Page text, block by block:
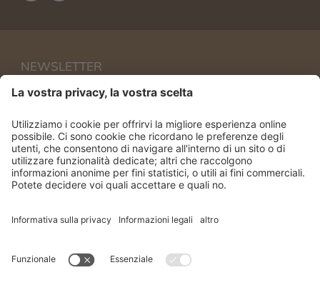
NEWSLETTER
Iscriviti per restare sempre aggiornato
Accettoprivacy policy ISCRIVITI
Privacy policy
Credits Cookies